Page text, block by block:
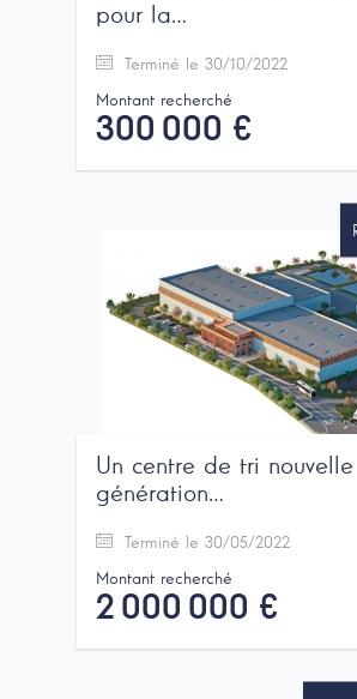
pour la…
Terminé le 30/10/2022
Montant recherché
300 000 €
Un centre de tri nouvelle
génération…
Terminé le 30/05/2022
Montant recherché
2 000 000 €